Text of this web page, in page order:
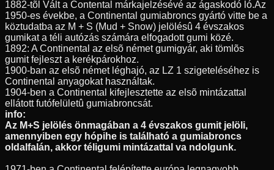
1882-tõl Vált a Contental márkajelzésévé az ágaskodó ló.Az
1950-es évekbe, a Continental gumiabroncs gyártó vitte be a
köztudatba az M + S (Mud + Snow) jelölésû 4 évszakos
gumikat a téli autózás számára elfogadott gumi közé.
1892: A Continental az elsõ német gumigyár, aki tömlõs
gumit fejleszt a kerékpárokhoz.
1900-ban az elsõ német léghajó, az LZ 1 szigeteléséhez is
Continental anyagokat használtak.
1904-ben a Continental kifejlesztette az elsõ mintázattal
ellátott futófelületû gumiabroncsát.
info:
Az M+S jelölés önmagában a 4 évszakos gumit jelöli,
amennyiben egy hópihe is található a gumiabroncs
oldalfalán, akkor téligumi mintázattal va ndolgunk.